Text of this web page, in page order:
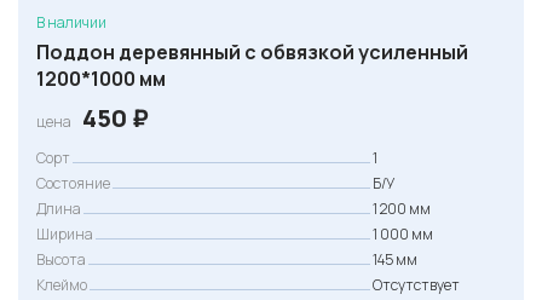
В наличии
Поддон деревянный с обвязкой усиленный
1200*1000 мм
цена 450 ₽
Сорт
1
Состояние
Б/У
Длина
1 200 мм
Ширина
1 000 мм
Высота
145 мм
Клеймо
Отсутствует